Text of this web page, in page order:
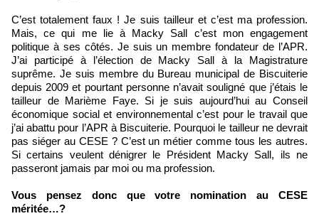
C’est totalement faux ! Je suis tailleur et c’est ma profession.
Mais, ce qui me lie à Macky Sall c’est mon engagement
politique à ses côtés. Je suis un membre fondateur de l’APR.
J’ai participé à l’élection de Macky Sall à la Magistrature
suprême. Je suis membre du Bureau municipal de Biscuiterie
depuis 2009 et pourtant personne n’avait souligné que j’étais le
tailleur de Marième Faye. Si je suis aujourd’hui au Conseil
économique social et environnemental c’est pour le travail que
j’ai abattu pour l’APR à Biscuiterie. Pourquoi le tailleur ne devrait
pas siéger au CESE ? C’est un métier comme tous les autres.
Si certains veulent dénigrer le Président Macky Sall, ils ne
passeront jamais par moi ou ma profession.
Vous pensez donc que votre nomination au CESE
méritée…?